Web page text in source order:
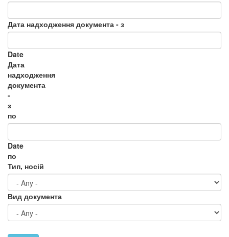
Дата надходження документа - з
Date
Дата
надходження
документа
-
з
по
Date
по
Тип, носій
Вид документа